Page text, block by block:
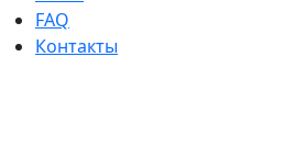
FAQ
Контакты